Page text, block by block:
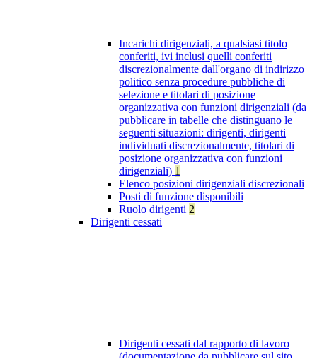
Incarichi dirigenziali, a qualsiasi titolo
conferiti, ivi inclusi quelli conferiti
discrezionalmente dall'organo di indirizzo
politico senza procedure pubbliche di
selezione e titolari di posizione
organizzativa con funzioni dirigenziali (da
pubblicare in tabelle che distinguano le
seguenti situazioni: dirigenti, dirigenti
individuati discrezionalmente, titolari di
posizione organizzativa con funzioni
dirigenziali) 1
Elenco posizioni dirigenziali discrezionali
Posti di funzione disponibili
Ruolo dirigenti 2
Dirigenti cessati
Dirigenti cessati dal rapporto di lavoro